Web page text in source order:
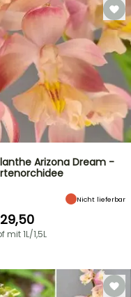
Arizona Dream -
Nicht lieferbar
mit 1L/1,5L